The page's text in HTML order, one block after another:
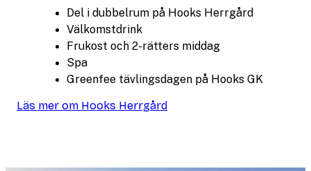
Del i dubbelrum på Hooks Herrgård
Välkomstdrink
Frukost och 2-rätters middag
Spa
Greenfee tävlingsdagen på Hooks GK
Läs mer om Hooks Herrgård